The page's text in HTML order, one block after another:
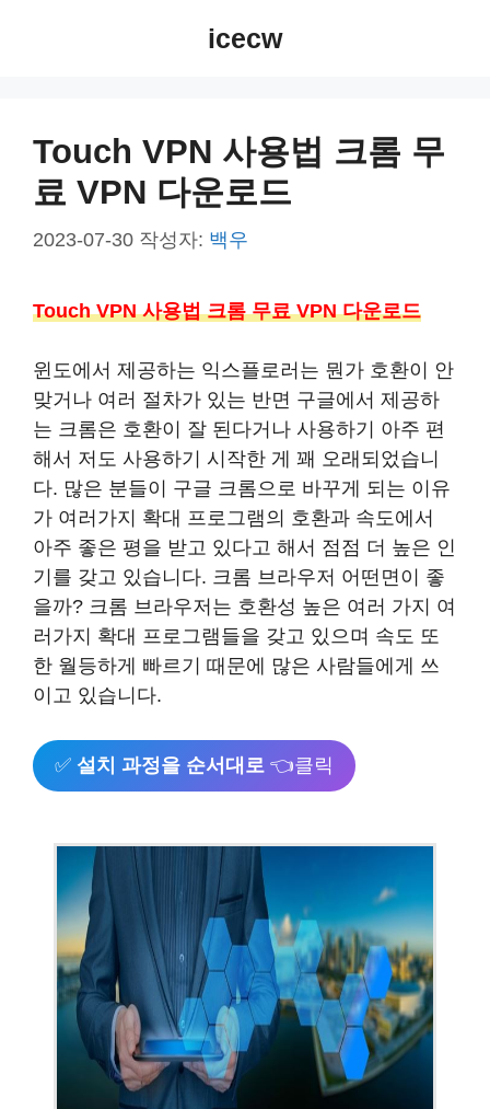
icecw
Touch VPN 사용법 크롬 무
료 VPN 다운로드
2023-07-30 작성자: 백우
Touch VPN 사용법 크롬 무료 VPN 다운로드
윈도에서 제공하는 익스플로러는 뭔가 호환이 안
맞거나 여러 절차가 있는 반면 구글에서 제공하
는 크롬은 호환이 잘 된다거나 사용하기 아주 편
해서 저도 사용하기 시작한 게 꽤 오래되었습니
다. 많은 분들이 구글 크롬으로 바꾸게 되는 이유
가 여러가지 확대 프로그램의 호환과 속도에서
아주 좋은 평을 받고 있다고 해서 점점 더 높은 인
기를 갖고 있습니다. 크롬 브라우저 어떤면이 좋
을까? 크롬 브라우저는 호환성 높은 여러 가지 여
러가지 확대 프로그램들을 갖고 있으며 속도 또
한 월등하게 빠르기 때문에 많은 사람들에게 쓰
이고 있습니다.
✅ 설치 과정을 순서대로 👈클릭